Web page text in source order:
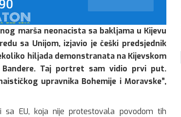
marša neonacista sa bakljama u Kijevu
sa Unijom, izjavio je češki predsjednik
hiljada demonstranata na Kijevskom
Taj portret sam vidio prvi put.
upravnika Bohemije i Moravske”,
EU, koja nije protestovala povodom tih